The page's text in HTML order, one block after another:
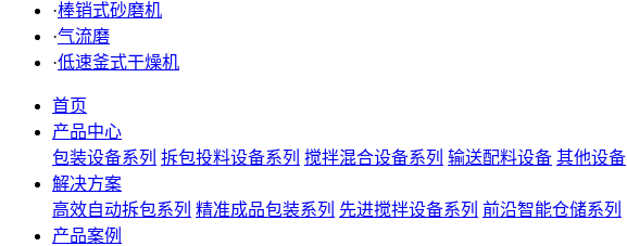
·棒销式砂磨机
·气流磨
·低速釜式干燥机
首页
产品中心
包装设备系列 拆包投料设备系列 搅拌混合设备系列 输送配料设备 其他设备
解决方案
高效自动拆包系列 精准成品包装系列 先进搅拌设备系列 前沿智能仓储系列
产品案例